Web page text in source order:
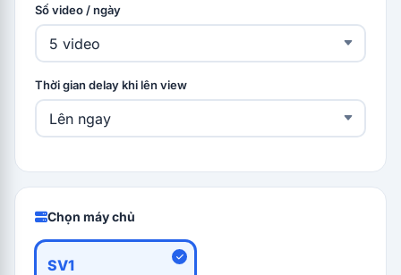
Số video / ngày
Thời gian delay khi lên view
Chọn máy chủ
SV1